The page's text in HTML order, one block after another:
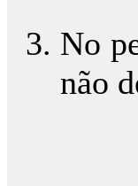
No
não